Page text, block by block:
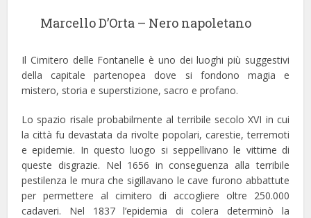
Marcello D’Orta – Nero napoletano
Il Cimitero delle Fontanelle è uno dei luoghi più suggestivi
della capitale partenopea dove si fondono magia e
mistero, storia e superstizione, sacro e profano.
Lo spazio risale probabilmente al terribile secolo XVI in cui
la città fu devastata da rivolte popolari, carestie, terremoti
e epidemie. In questo luogo si seppellivano le vittime di
queste disgrazie. Nel 1656 in conseguenza alla terribile
pestilenza le mura che sigillavano le cave furono abbattute
per permettere al cimitero di accogliere oltre 250.000
cadaveri. Nel 1837 l’epidemia di colera determinò la